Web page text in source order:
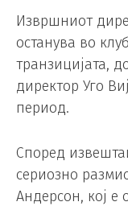
Извршниот
останува во
транзицијата,
директор Уго
период.
Според
сериозно
Андерсон, кој е